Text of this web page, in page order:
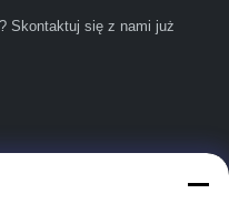
Skontaktuj się z nami już